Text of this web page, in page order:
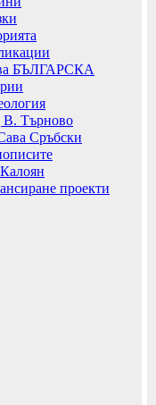
БЪЛГАРСКА
В. Търново
Сръбски
проекти